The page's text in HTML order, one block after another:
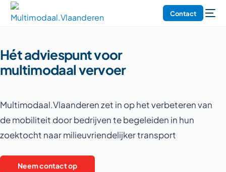
Contact
Hét adviespunt voor
multimodaal vervoer
Multimodaal.Vlaanderen zet in op het verbeteren van
de mobiliteit door bedrijven te begeleiden in hun
zoektocht naar milieuvriendelijker transport
Neem contact op